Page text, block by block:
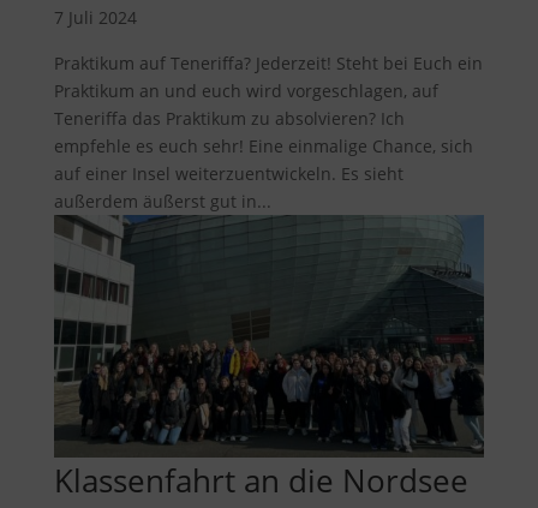
7 Juli 2024
Praktikum auf Teneriffa? Jederzeit! Steht bei Euch ein
Praktikum an und euch wird vorgeschlagen, auf
Teneriffa das Praktikum zu absolvieren? Ich
empfehle es euch sehr! Eine einmalige Chance, sich
auf einer Insel weiterzuentwickeln. Es sieht
außerdem äußerst gut in...
Klassenfahrt an die Nordsee